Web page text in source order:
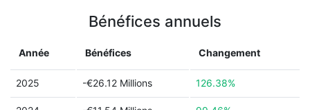
Bénéfices annuels
Année Bénéfices Changement
2025 -€26.12 Millions 126.38%